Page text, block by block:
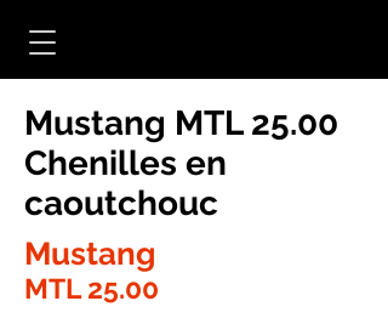
Mustang MTL 25.00
Chenilles en
caoutchouc
Mustang
MTL 25.00